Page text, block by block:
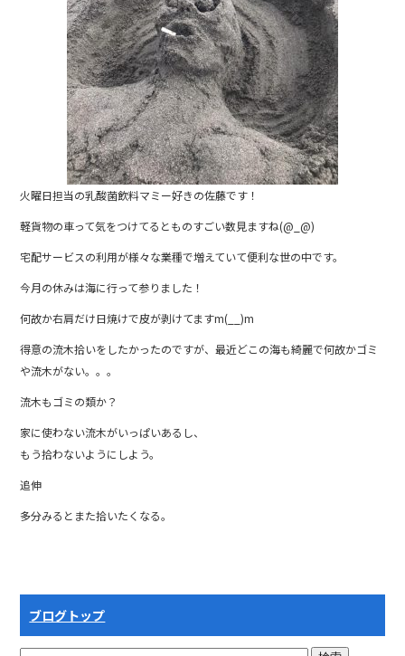
火曜日担当の乳酸菌飲料マミー好きの佐藤です！
軽貨物の車って気をつけてるとものすごい数見ますね(@_@)
宅配サービスの利用が様々な業種で増えていて便利な世の中です。
今月の休みは海に行って参りました！
何故か右肩だけ日焼けで皮が剥けてますm(__)m
得意の流木拾いをしたかったのですが、最近どこの海も綺麗で何故かゴミ
や流木がない。。。
流木もゴミの類か？
家に使わない流木がいっぱいあるし、
もう拾わないようにしよう。
追伸
多分みるとまた拾いたくなる。
ブログトップ